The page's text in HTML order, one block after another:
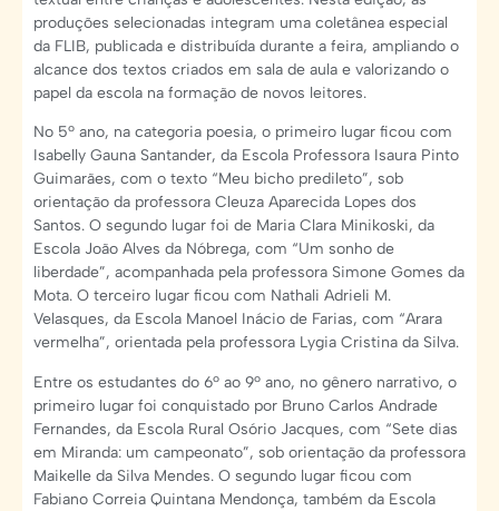
produções selecionadas integram uma coletânea especial
da FLIB, publicada e distribuída durante a feira, ampliando o
alcance dos textos criados em sala de aula e valorizando o
papel da escola na formação de novos leitores.
No 5º ano, na categoria poesia, o primeiro lugar ficou com
Isabelly Gauna Santander, da Escola Professora Isaura Pinto
Guimarães, com o texto “Meu bicho predileto”, sob
orientação da professora Cleuza Aparecida Lopes dos
Santos. O segundo lugar foi de Maria Clara Minikoski, da
Escola João Alves da Nóbrega, com “Um sonho de
liberdade”, acompanhada pela professora Simone Gomes da
Mota. O terceiro lugar ficou com Nathali Adrieli M.
Velasques, da Escola Manoel Inácio de Farias, com “Arara
vermelha”, orientada pela professora Lygia Cristina da Silva.
Entre os estudantes do 6º ao 9º ano, no gênero narrativo, o
primeiro lugar foi conquistado por Bruno Carlos Andrade
Fernandes, da Escola Rural Osório Jacques, com “Sete dias
em Miranda: um campeonato”, sob orientação da professora
Maikelle da Silva Mendes. O segundo lugar ficou com
Fabiano Correia Quintana Mendonça, também da Escola